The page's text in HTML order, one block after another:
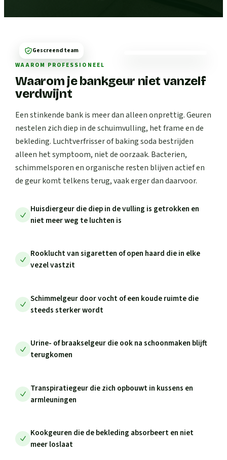
WAAROM PROFESSIONEEL
Waarom je bankgeur niet vanzelf
verdwijnt
Een stinkende bank is meer dan alleen onprettig. Geuren
nestelen zich diep in de schuimvulling, het frame en de
bekleding. Luchtverfrisser of baking soda bestrijden
alleen het symptoom, niet de oorzaak. Bacterien,
schimmelsporen en organische resten blijven actief en
de geur komt telkens terug, vaak erger dan daarvoor.
Huisdiergeur die diep in de vulling is getrokken en
niet meer weg te luchten is
Rooklucht van sigaretten of open haard die in elke
vezel vastzit
Schimmelgeur door vocht of een koude ruimte die
steeds sterker wordt
Urine- of braakselgeur die ook na schoonmaken blijft
terugkomen
Transpiratiegeur die zich opbouwt in kussens en
armleuningen
Kookgeuren die de bekleding absorbeert en niet
meer loslaat
Gescreend team